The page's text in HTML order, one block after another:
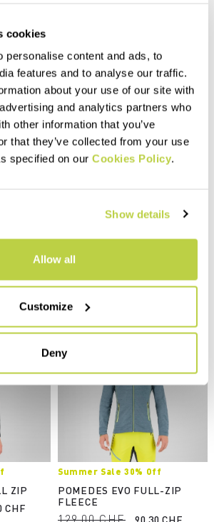
cookies
personalise content and ads, to
features and to analyse our traffic.
about your use of our site with
and analytics partners who
other information that you’ve
that they’ve collected from your use
specified on our Cookies Policy.
Show details
Allow all
Customize
Deny
CHF
Summer Sale 30% Off
AMBRIZZOLA W FULL-ZIP
HOODIE
atmungsaktive Kapuzenjacke
aus mittelschweren Fleece
Aktivitäten.
Vergleichen
ZIP
CHF
Summer Sale 30% Off
POMEDES EVO FULL-ZIP
FLEECE
129,00 CHF
90,30 CHF